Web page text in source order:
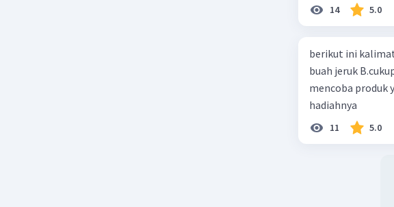
14 5.0
berikut ini kalimat iklan
buah jeruk
mencoba produk
hadiahnya
11 5.0